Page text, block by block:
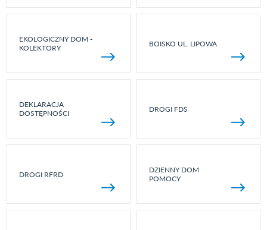
EKOLOGICZNY DOM -
KOLEKTORY
BOISKO UL. LIPOWA
DEKLARACJA
DOSTĘPNOŚCI
DROGI FDS
DROGI RFRD
DZIENNY DOM
POMOCY